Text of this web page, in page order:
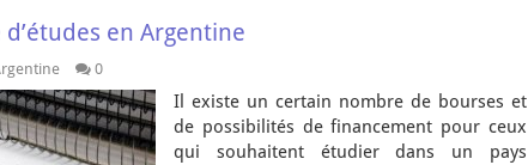
en Argentine
0
Il existe un certain nombre de bourses et
de possibilités de financement pour ceux
qui souhaitent étudier dans un pays